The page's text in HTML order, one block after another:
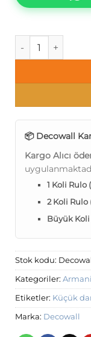
Decowall
📦 Decowall
Kargo Alıcı
1 Koli Rulo
2 Koli Rulo
Büyük Koli
Stok kodu:
Kategoriler:
Etiketler: Küçük
Marka: Decowall